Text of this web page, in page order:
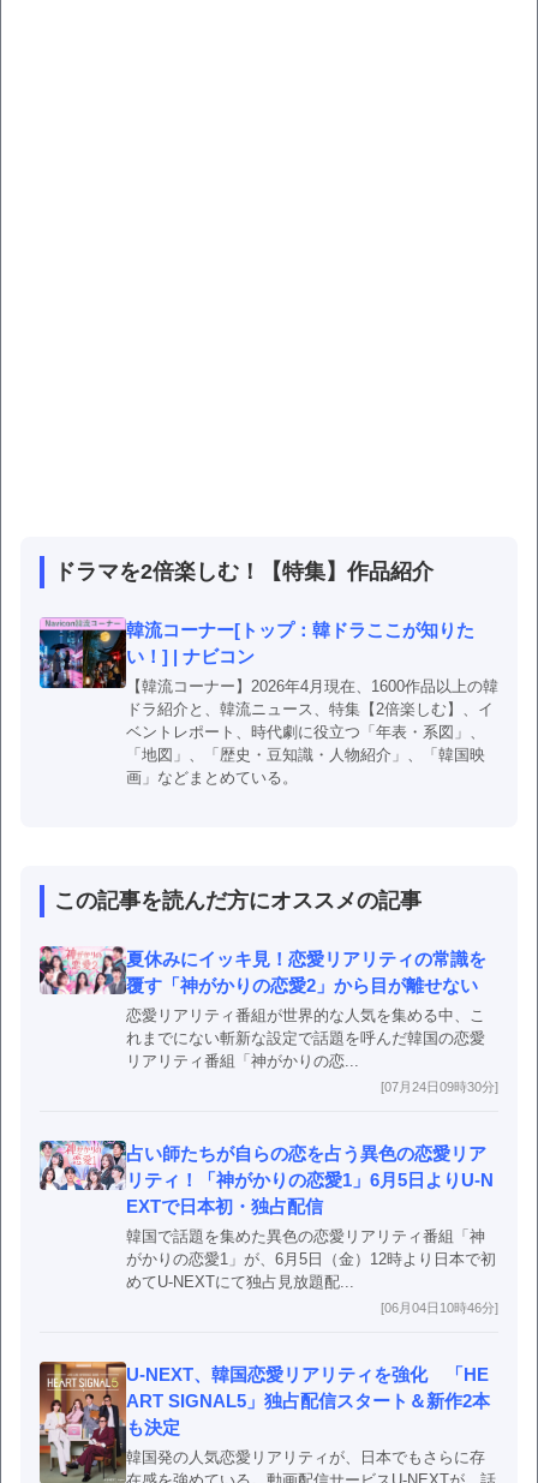
ドラマを2倍楽しむ！【特集】作品紹介
韓流コーナー[トップ：韓ドラここが知りた
い！] | ナビコン
【韓流コーナー】2026年4月現在、1600作品以上の韓
ドラ紹介と、韓流ニュース、特集【2倍楽しむ】、イ
ベントレポート、時代劇に役立つ「年表・系図」、
「地図」、「歴史・豆知識・人物紹介」、「韓国映
画」などまとめている。
この記事を読んだ方にオススメの記事
夏休みにイッキ見！恋愛リアリティの常識を
覆す「神がかりの恋愛2」から目が離せない
恋愛リアリティ番組が世界的な人気を集める中、こ
れまでにない斬新な設定で話題を呼んだ韓国の恋愛
リアリティ番組「神がかりの恋...
[07月24日09時30分]
占い師たちが自らの恋を占う異色の恋愛リア
リティ！「神がかりの恋愛1」6月5日よりU-N
EXTで日本初・独占配信
韓国で話題を集めた異色の恋愛リアリティ番組「神
がかりの恋愛1」が、6月5日（金）12時より日本で初
めてU-NEXTにて独占見放題配...
[06月04日10時46分]
U-NEXT、韓国恋愛リアリティを強化 「HE
ART SIGNAL5」独占配信スタート＆新作2本
も決定
韓国発の人気恋愛リアリティが、日本でもさらに存